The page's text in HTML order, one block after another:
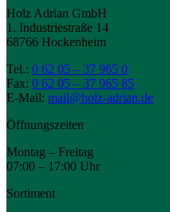
Holz Adrian GmbH
1. Industriestraße 14
68766 Hockenheim
Tel.: 0 62 05 – 37 965 0
Fax: 0 62 05 – 37 965 85
E-Mail: mail@holz-adrian.de
Öffnungszeiten
Montag – Freitag
07:00 – 17:00 Uhr
Sortiment